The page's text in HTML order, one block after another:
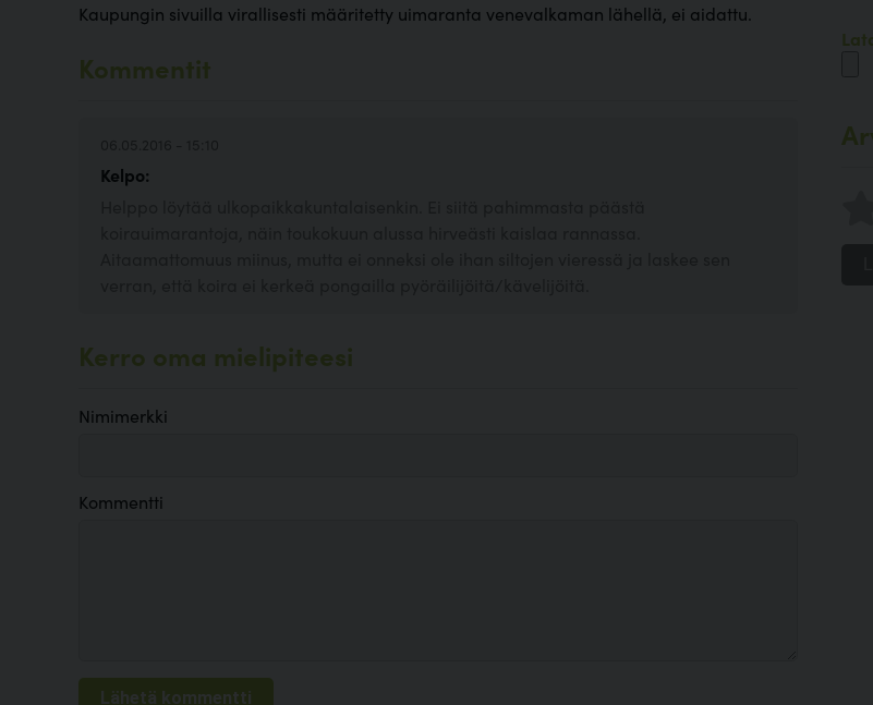
Kaupungin sivuilla virallisesti määritetty uimaranta venevalkaman lähellä, ei aidattu.
Kommentit
Kelpo:
Kerro oma mielipiteesi
Nimimerkki
Kommentti